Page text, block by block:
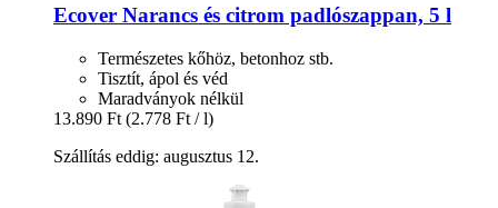
Ecover Narancs és citrom padlószappan, 5 l
Természetes kőhöz, betonhoz stb.
Tisztít, ápol és véd
Maradványok nélkül
13.890 Ft (2.778 Ft / l)
Szállítás eddig: augusztus 12.